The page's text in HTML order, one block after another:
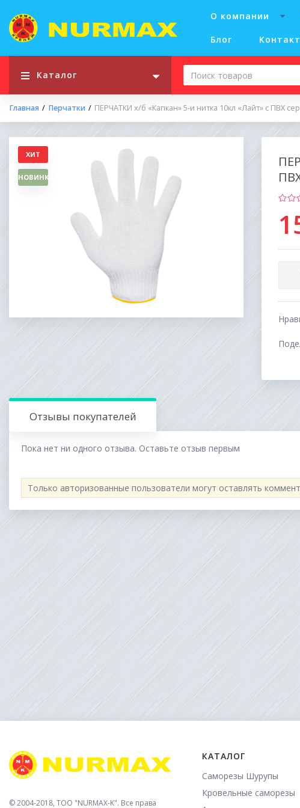
О компании
Блог
Каталог
Главная Перчатки ПЕРЧАТКИ х/б «Капкан» 5-и нитка 10кл «Лайт» с ПВХ
ХИТ
НОВИНКА
Отзывы покупателей
Пока нет ни одного отзыва. Оставьте отзыв первым
Только авторизованные пользователи могут оставлять
© 2004-2018, TOO "NURMAX-K". Все права
КАТАЛОГ
Саморезы Шурупы
Кровельные саморезы